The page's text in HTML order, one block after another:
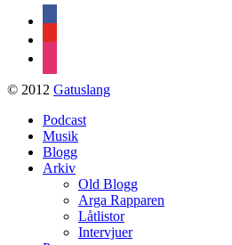
© 2012 Gatuslang
Podcast
Musik
Blogg
Arkiv
Old Blogg
Arga Rapparen
Låtlistor
Intervjuer